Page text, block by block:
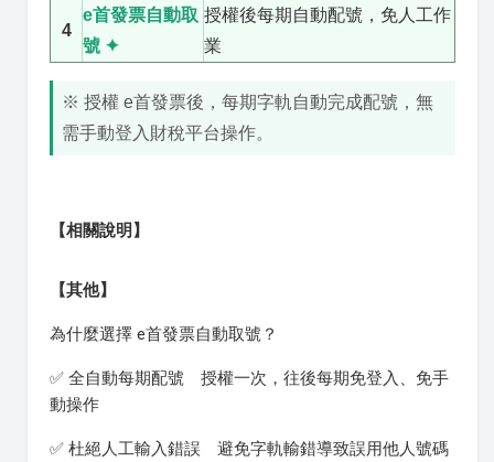
4
e首發票自動取
號 ✦
授權後每期自動配號，免人工作
業
※ 授權 e首發票後，每期字軌自動完成配號，無
需手動登入財稅平台操作。
【相關說明】
【其他】
為什麼選擇 e首發票自動取號？
✅ 全自動每期配號 授權一次，往後每期免登入、免手
動操作
✅ 杜絕人工輸入錯誤 避免字軌輸錯導致誤用他人號碼